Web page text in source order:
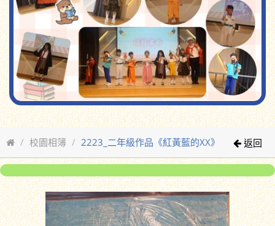
校園相簿 2223_二年級作品《紅黃藍的XX》 返回